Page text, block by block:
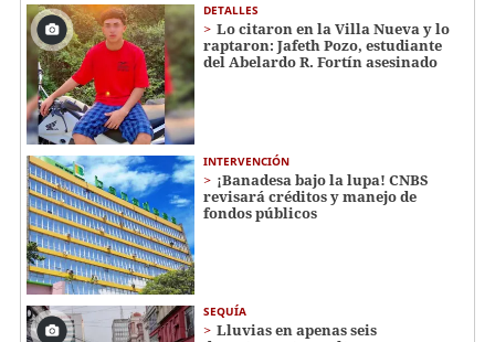
DETALLES
Lo citaron en la Villa Nueva y lo
raptaron: Jafeth Pozo, estudiante
del Abelardo R. Fortín asesinado
INTERVENCIÓN
¡Banadesa bajo la lupa! CNBS
revisará créditos y manejo de
fondos públicos
SEQUÍA
Lluvias en apenas seis